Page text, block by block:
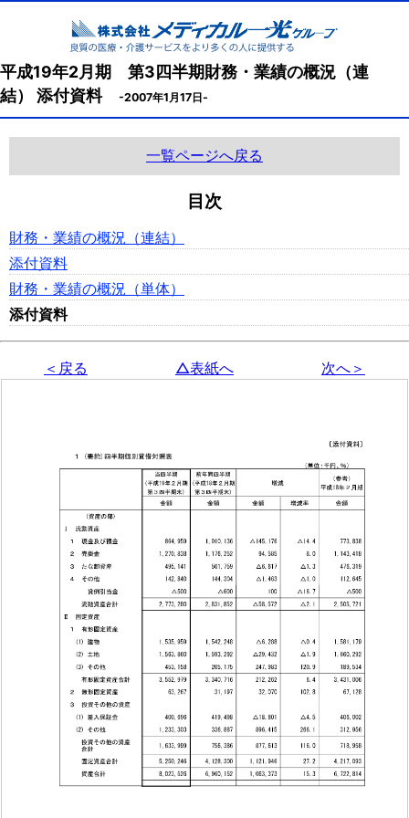
平成19年2月期 第3四半期財務・業績の概況（連
結） 添付資料
-2007年1月17日-
一覧ページへ戻る
目次
財務・業績の概況（連結）
添付資料
財務・業績の概況（単体）
添付資料
＜戻る △表紙へ 次へ＞